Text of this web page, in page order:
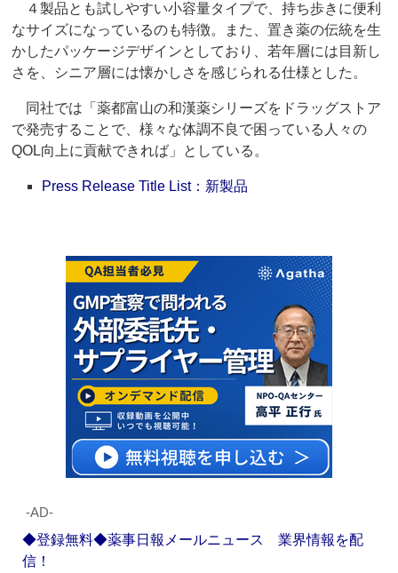
４製品とも試しやすい小容量タイプで、持ち歩きに便利
なサイズになっているのも特徴。また、置き薬の伝統を生
かしたパッケージデザインとしており、若年層には目新し
さを、シニア層には懐かしさを感じられる仕様とした。
同社では「薬都富山の和漢薬シリーズをドラッグストア
で発売することで、様々な体調不良で困っている人々の
QOL向上に貢献できれば」としている。
Press Release Title List：新製品
‐AD‐
◆登録無料◆薬事日報メールニュース 業界情報を配
信！